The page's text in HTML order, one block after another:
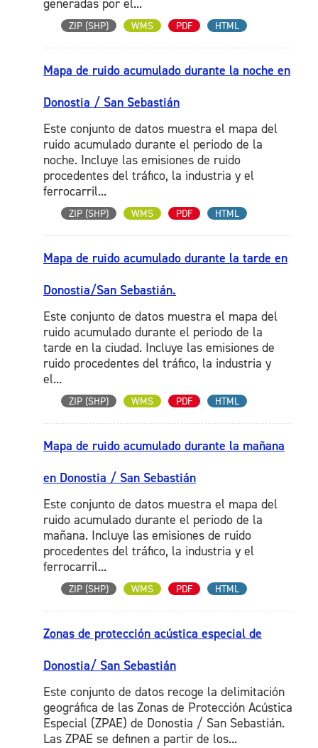
generadas por el...
ZIP (SHP) WMS PDF HTML
Mapa de ruido acumulado durante la noche en
Donostia / San Sebastián
Este conjunto de datos muestra el mapa del
ruido acumulado durante el periodo de la
noche. Incluye las emisiones de ruido
procedentes del tráfico, la industria y el
ferrocarril...
ZIP (SHP) WMS PDF HTML
Mapa de ruido acumulado durante la tarde en
Donostia/San Sebastián.
Este conjunto de datos muestra el mapa del
ruido acumulado durante el periodo de la
tarde en la ciudad. Incluye las emisiones de
ruido procedentes del tráfico, la industria y
el...
ZIP (SHP) WMS PDF HTML
Mapa de ruido acumulado durante la mañana
en Donostia / San Sebastián
Este conjunto de datos muestra el mapa del
ruido acumulado durante el periodo de la
mañana. Incluye las emisiones de ruido
procedentes del tráfico, la industria y el
ferrocarril...
ZIP (SHP) WMS PDF HTML
Zonas de protección acústica especial de
Donostia/ San Sebastián
Este conjunto de datos recoge la delimitación
geográfica de las Zonas de Protección Acústica
Especial (ZPAE) de Donostia / San Sebastián.
Las ZPAE se definen a partir de los...